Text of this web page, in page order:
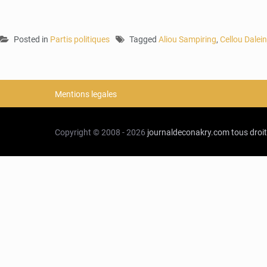
Posted in Partis politiques Tagged Aliou Sampiring, Cellou Dalein
Mentions legales
Copyright © 2008 - 2026 journaldeconakry.comtous